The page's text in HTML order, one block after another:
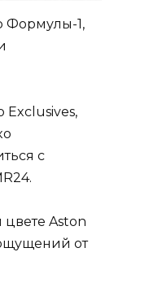
Формулы-1,
с
Aston
от